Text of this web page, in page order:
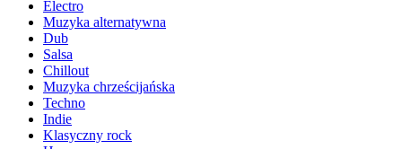
Electro
Muzyka alternatywna
Dub
Salsa
Chillout
Muzyka chrześcijańska
Techno
Indie
Klasyczny rock